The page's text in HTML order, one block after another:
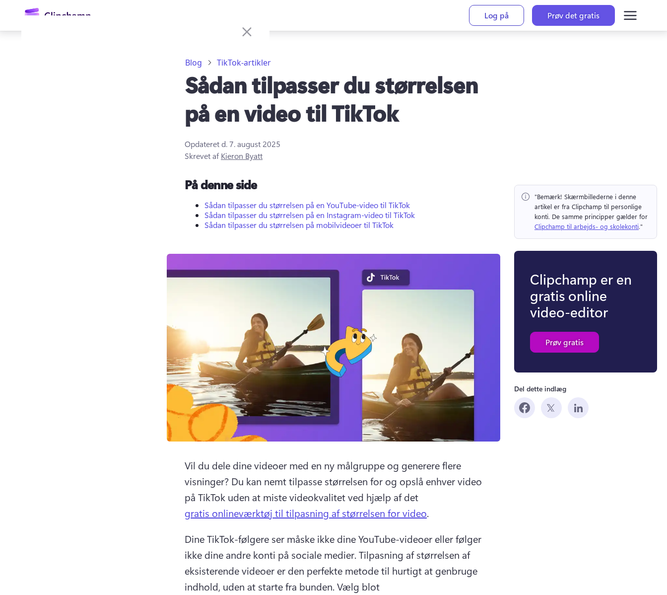
Log på
Prøv det gratis
Blog TikTok-artikler
Sådan tilpasser du størrelsen
på en video til TikTok
Opdateret d.7. august 2025
Skrevet afKieron Byatt
På denne side
Sådan tilpasser du størrelsen på en YouTube-video til TikTok
Sådan tilpasser du størrelsen på en Instagram-video til TikTok
Sådan tilpasser du størrelsen på mobilvideoer til TikTok
Vil du dele dine videoer med en ny målgruppe og generere flere
visninger? Du kan nemt tilpasse størrelsen for og opslå enhver video
på TikTok uden at miste videokvalitet ved hjælp af det
gratis onlineværktøj til tilpasning af størrelsen for video.
Dine TikTok-følgere ser måske ikke dine YouTube-videoer eller følger
ikke dine andre konti på sociale medier. Tilpasning af størrelsen af
eksisterende videoer er den perfekte metode til hurtigt at genbruge
indhold, uden at starte fra bunden. Vælg blot
"Bemærk! Skærmbillederne i denne
artikel er fra Clipchamp til personlige
konti.
Clipchamp til arbejds- og skolekonti."
Clipchamp er en
gratis online
video-editor
Prøv gratis
Del dette indlæg